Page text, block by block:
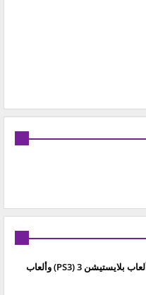
أفضل 5 مواقع تحميل ألعاب بلايستيشن 3 (PS3) وألعاب